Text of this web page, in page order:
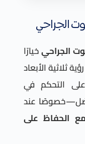
الجراحي
الجراحيخيارًا
ثلاثية الأبعاد
التحكم في
عند
الحفاظ على